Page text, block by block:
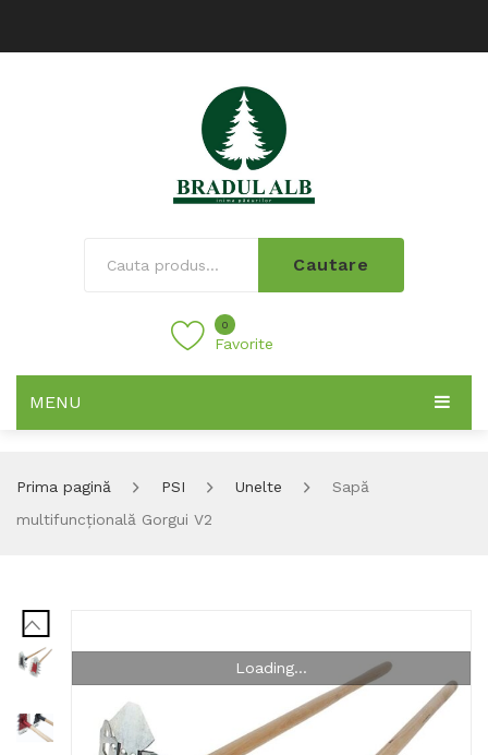
Cautare
0
Favorite
MENU
Prima pagină PSI Unelte
Sapă
multifuncțională Gorgui V2
Loading...